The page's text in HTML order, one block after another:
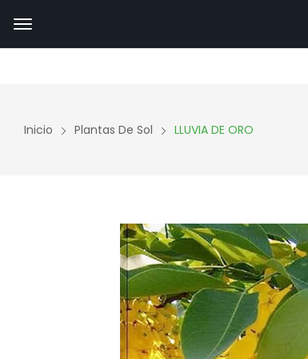
Inicio Plantas De Sol LLUVIA DE ORO